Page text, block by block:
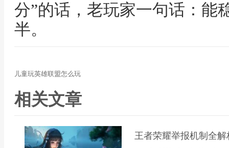
分”的话，老玩家一句话：能
半。
儿童玩英雄联盟怎么玩
相关文章
王者荣耀举报机制全